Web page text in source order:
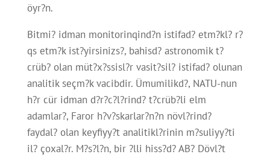
öyr?n.
Bitmi? idman monitorinqind?n istifad? etm?kl? r?
qs etm?k ist?yirsinizs?, bahisd? astronomik t?
crüb? olan müt?x?ssisl?r vasit?sil? istifad? olunan
analitik seçm?k vacibdir. Ümumilikd?, NATU-nun
h?r cür idman d?r?c?l?rind? t?crüb?li elm
adamlar?, Faror h?v?skarlar?n?n növl?rind?
faydal? olan keyfiyy?t analitikl?rinin m?suliyy?ti
il? çoxal?r. M?s?l?n, bir ?lli hiss?d? AB? Dövl?t